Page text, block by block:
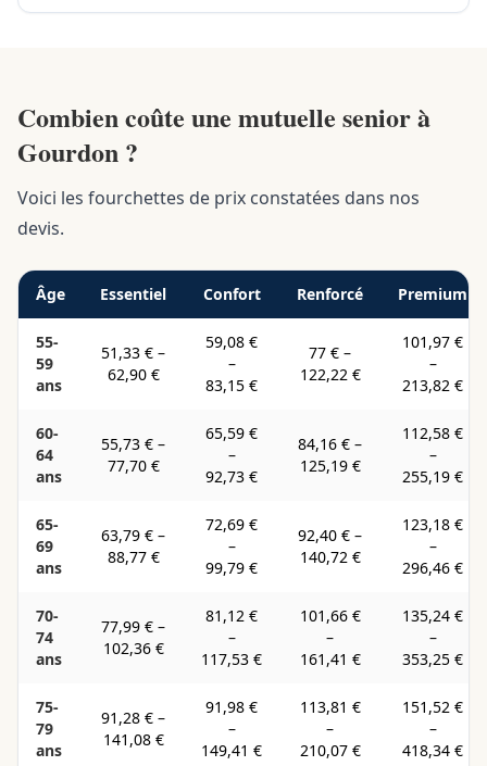
Combien coûte une mutuelle senior à
Gourdon ?
Voici les fourchettes de prix constatées dans nos
devis.
Âge Essentiel Confort Renforcé Premium
55-
59
ans
51,33 € –
62,90 €
59,08 €
–
83,15 €
77 € –
122,22 €
101,97 €
–
213,82 €
60-
64
ans
55,73 € –
77,70 €
65,59 €
–
92,73 €
84,16 € –
125,19 €
112,58 €
–
255,19 €
65-
69
ans
63,79 € –
88,77 €
72,69 €
–
99,79 €
92,40 € –
140,72 €
123,18 €
–
296,46 €
70-
74
ans
77,99 € –
102,36 €
81,12 €
–
117,53 €
101,66 €
–
161,41 €
135,24 €
–
353,25 €
75-
79
ans
91,28 € –
141,08 €
91,98 €
–
149,41 €
113,81 €
–
210,07 €
151,52 €
–
418,34 €